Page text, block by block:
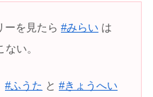
ーを見たら #みらい は
ない。
#ふうた と #きょうへい